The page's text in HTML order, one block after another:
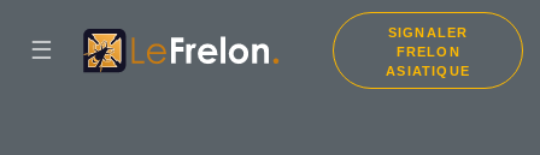
☰
SIGNALER
FRELON
ASIATIQUE